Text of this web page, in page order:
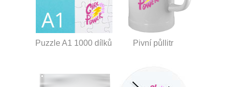
Puzzle A1 1000 dílků Pivní půllitr